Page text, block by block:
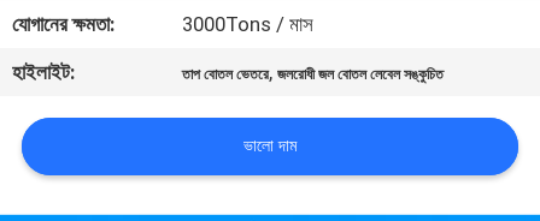
করুন
খবর
যোগানের ক্ষমতা:
3000Tons / মাস
হাইলাইট:
তাপ বোতল ভেতরে,জলরোধী জল বোতল লেবেল সঙ্কুচিত
ভালো দাম